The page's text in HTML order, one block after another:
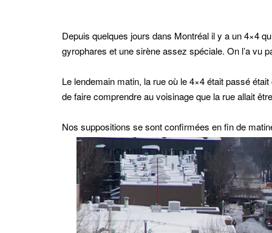
Depuis quelques jours dans Montréal il y a un 4×4
gyrophares et une sirène assez spéciale. On l’a vu
Le lendemain matin, la rue où le 4×4 était passé
de faire comprendre au voisinage que la rue allait
Nos suppositions se sont confirmées en fin de